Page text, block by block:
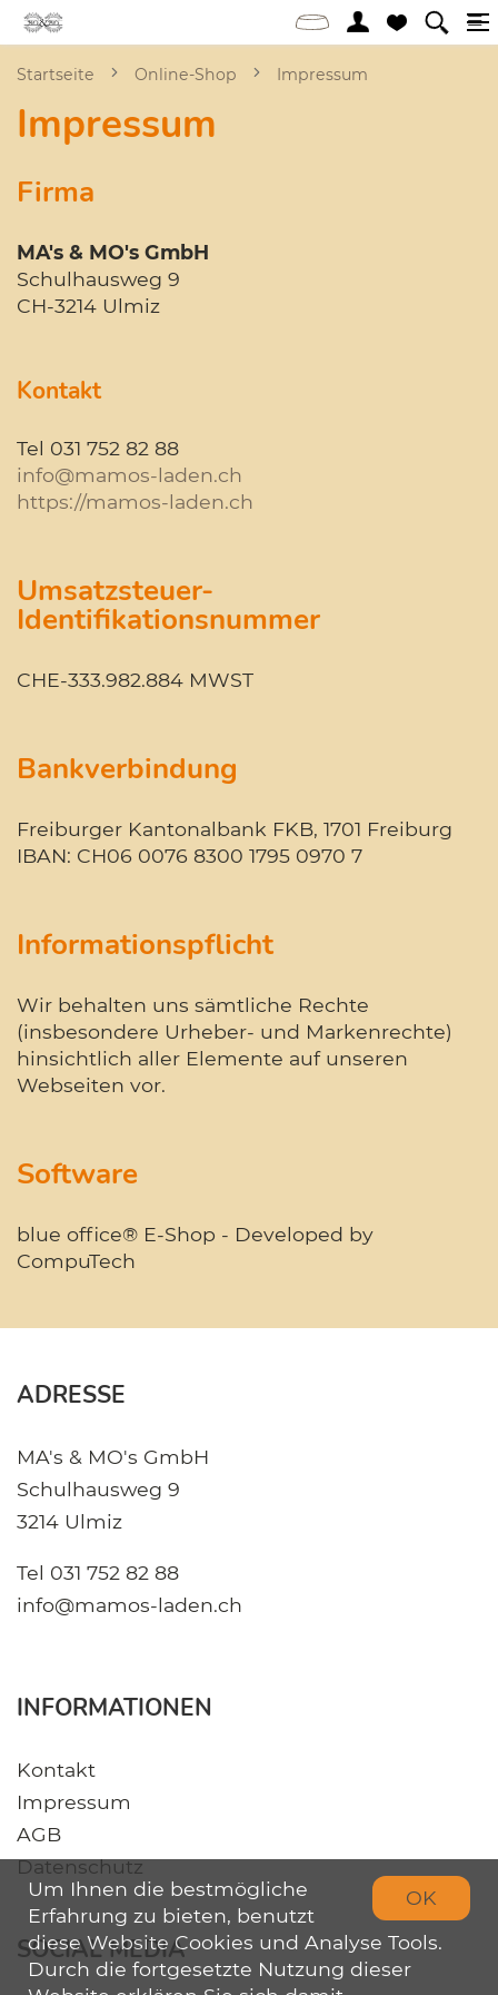
Startseite Online-Shop Impressum
Impressum
Firma
MA's & MO's GmbH
Schulhausweg 9
CH-3214 Ulmiz
Kontakt
Tel 031 752 82 88
info@mamos-laden.ch
https://mamos-laden.ch
Umsatzsteuer-
Identifikationsnummer
CHE-333.982.884 MWST
Bankverbindung
Freiburger Kantonalbank FKB, 1701 Freiburg
IBAN: CH06 0076 8300 1795 0970 7
Informationspflicht
Wir behalten uns sämtliche Rechte
(insbesondere Urheber- und Markenrechte)
hinsichtlich aller Elemente auf unseren
Webseiten vor.
Software
blue office® E-Shop - Developed by
CompuTech
ADRESSE
MA's & MO's GmbH
Schulhausweg 9
3214 Ulmiz
Tel 031 752 82 88
info@mamos-laden.ch
INFORMATIONEN
Kontakt
Impressum
AGB
Datenschutz
SOCIAL MEDIA
OK
Um Ihnen die bestmögliche
Erfahrung zu bieten, benutzt
diese Website Cookies und Analyse Tools.
Durch die fortgesetzte Nutzung dieser